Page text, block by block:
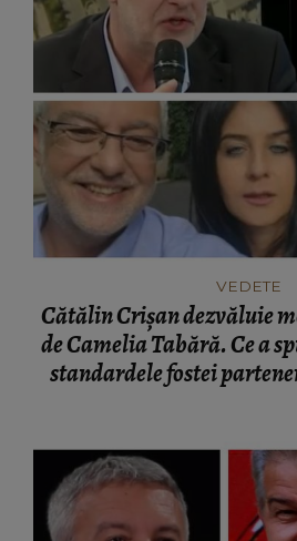
VEDETE
Cătălin Crișan dezvăluie
de Camelia Tabără. Ce a
standardele fostei